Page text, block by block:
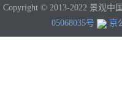
Copyright © 2013-2022 景观中
05068035号
京